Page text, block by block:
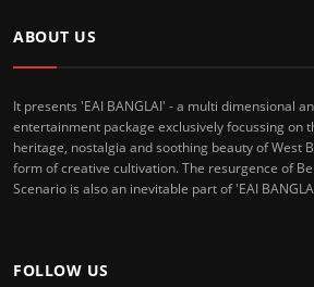
ABOUT US
It presents 'EAI BANGLAI' - a multi dimensional
entertainment package exclusively focussing on
heritage, nostalgia and soothing beauty of West
form of creative cultivation. The resurgence of
Scenario is also an inevitable part of 'EAI
FOLLOW US